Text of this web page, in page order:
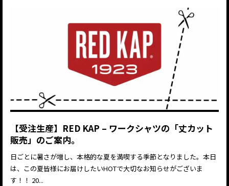
【受注生産】RED KAP – ワークシャツの「丈カット
販売」のご案内。
日ごとに暑さが増し、本格的な夏を満喫する季節となりました。本日
は、この夏皆様にお届けしたいHOTで大切なお知らせがございま
す！！ 20...